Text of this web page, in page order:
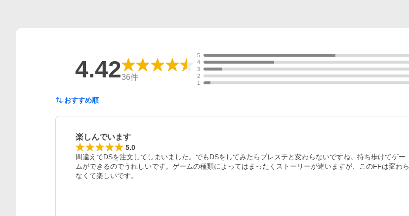
4.4236件
5
4
3
2
1
おすすめ順
楽しんでいます
5.0
間違えてDSを注文してしまいました。でもDSをしてみたらプレステと変わらないですね。持ち歩けてゲー
ムができるのでうれしいです。ゲームの種類によってはまったくストーリーが違いますが、このFFは変わら
なくて楽しいです。